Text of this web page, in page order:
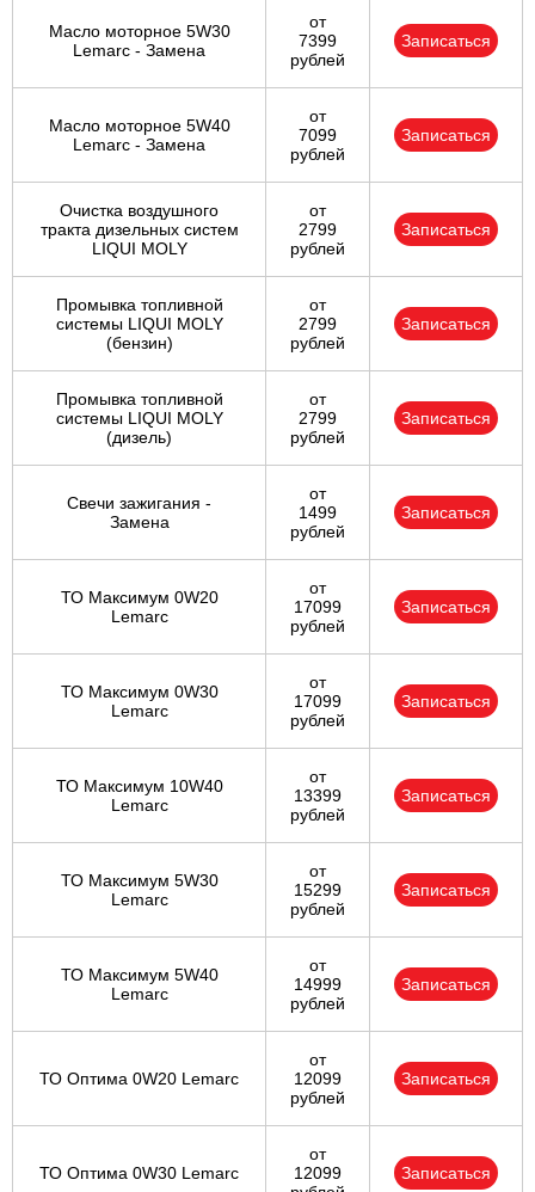
Масло моторное 5W30
Lemarc - Замена
от
7399
рублей
Записаться
Масло моторное 5W40
Lemarc - Замена
от
7099
рублей
Записаться
Очистка воздушного
тракта дизельных систем
LIQUI MOLY
от
2799
рублей
Записаться
Промывка топливной
системы LIQUI MOLY
(бензин)
от
2799
рублей
Записаться
Промывка топливной
системы LIQUI MOLY
(дизель)
от
2799
рублей
Записаться
Свечи зажигания -
Замена
от
1499
рублей
Записаться
ТО Максимум 0W20
Lemarc
от
17099
рублей
Записаться
ТО Максимум 0W30
Lemarc
от
17099
рублей
Записаться
ТО Максимум 10W40
Lemarc
от
13399
рублей
Записаться
ТО Максимум 5W30
Lemarc
от
15299
рублей
Записаться
ТО Максимум 5W40
Lemarc
от
14999
рублей
Записаться
ТО Оптима 0W20 Lemarc
от
12099
рублей
Записаться
ТО Оптима 0W30 Lemarc
от
12099
Записаться